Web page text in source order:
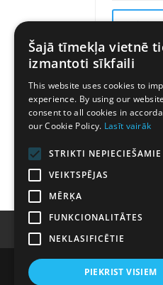
Aizmirsāt
Kailsakņu
Mājaslapas
Šajā tīmekļa vietnē
izmantoti sīkfaili
This website uses cookies to
experience. By using our
consent to all cookies in
our Cookie Policy. Lasīt vairāk
STRIKTI NEPIECIEŠAMIE
VEIKTSPĒJAS
MĒRĶA
FUNKCIONALITĀTES
NEKLASIFICĒTIE
PIEKRIST VISIEM